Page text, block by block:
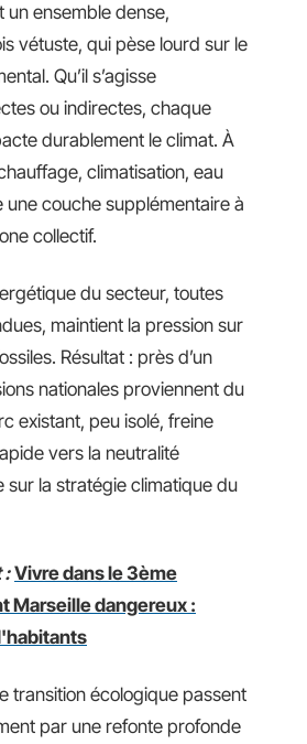
un ensemble dense,
vétuste, qui pèse lourd sur le
Qu’il s’agisse
ou indirectes, chaque
durablement le climat. À
climatisation, eau
une couche supplémentaire à
collectif.
du secteur, toutes
maintient la pression sur
Résultat : près d’un
nationales proviennent du
existant, peu isolé, freine
vers la neutralité
sur la stratégie climatique du
: Vivre dans le 3ème
Marseille dangereux :
transition écologique passent
par une refonte profonde